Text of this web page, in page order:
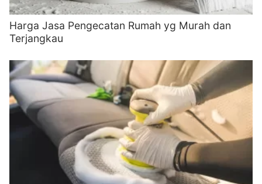
Harga Jasa Pengecatan Rumah yg Murah dan
Terjangkau